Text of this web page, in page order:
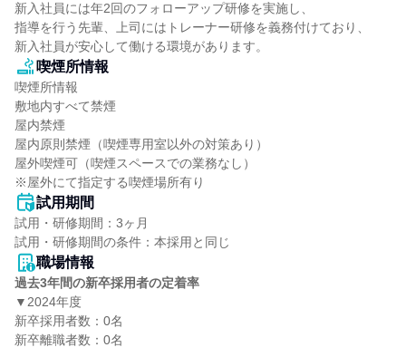
新入社員には年2回のフォローアップ研修を実施し、
指導を行う先輩、上司にはトレーナー研修を義務付けており、
新入社員が安心して働ける環境があります。
喫煙所情報
喫煙所情報
敷地内すべて禁煙
屋内禁煙
屋内原則禁煙（喫煙専用室以外の対策あり）
屋外喫煙可（喫煙スペースでの業務なし）
※屋外にて指定する喫煙場所有り
試用期間
試用・研修期間：3ヶ月
職場情報
過去3年間の新卒採用者の定着率
▼2024年度
新卒採用者数：0名
新卒離職者数：0名